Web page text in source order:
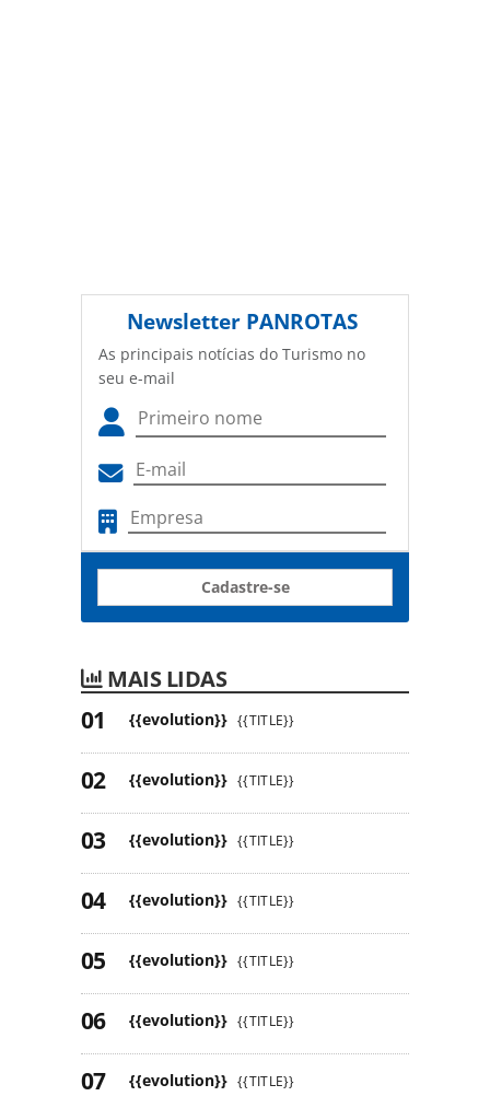
Newsletter PANROTAS
As principais notícias do Turismo no
seu e-mail
Cadastre-se
MAIS LIDAS
{{evolution}} {{TITLE}}
{{evolution}} {{TITLE}}
{{evolution}} {{TITLE}}
{{evolution}} {{TITLE}}
{{evolution}} {{TITLE}}
{{evolution}} {{TITLE}}
{{evolution}} {{TITLE}}